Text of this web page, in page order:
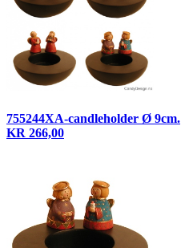
755244XA-candleholder Ø 9cm.
KR 266,00